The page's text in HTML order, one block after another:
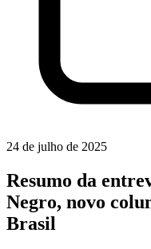
24 de julho de 2025
Resumo da
Negro, novo
Brasil